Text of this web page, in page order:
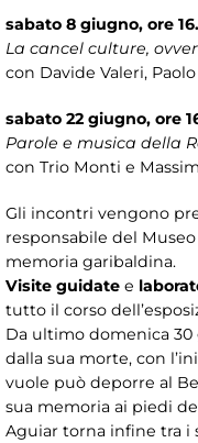
sabato 8 giugno, ore
La cancel culture,
con Davide Valeri,
sabato 22 giugno, ore
Parole e musica della
con Trio Monti e
Gli incontri vengono
responsabile del
memoria garibaldina.
Visite guidate e
tutto il corso
Da ultimo domenica 30
dalla sua morte, con
vuole può deporre al
sua memoria ai piedi
Aguiar torna infine tra i